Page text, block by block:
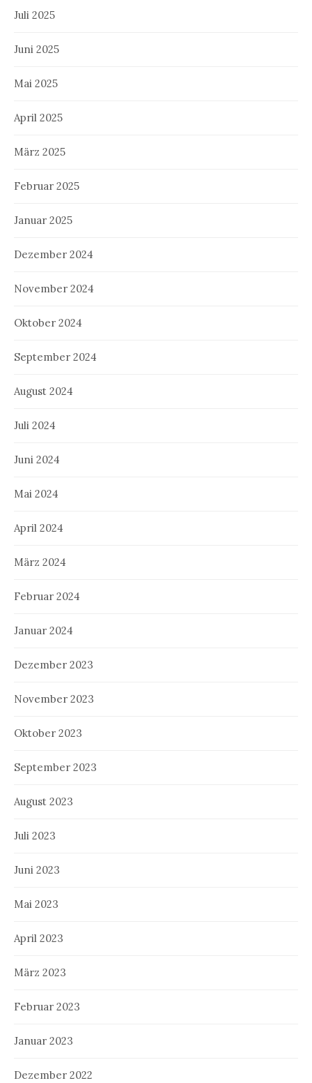
Juli 2025
Juni 2025
Mai 2025
April 2025
März 2025
Februar 2025
Januar 2025
Dezember 2024
November 2024
Oktober 2024
September 2024
August 2024
Juli 2024
Juni 2024
Mai 2024
April 2024
März 2024
Februar 2024
Januar 2024
Dezember 2023
November 2023
Oktober 2023
September 2023
August 2023
Juli 2023
Juni 2023
Mai 2023
April 2023
März 2023
Februar 2023
Januar 2023
Dezember 2022